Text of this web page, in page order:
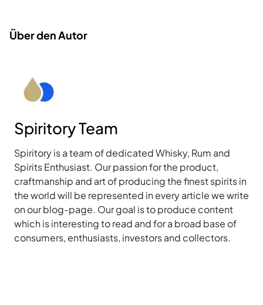
Über den Autor
Spiritory Team
Spiritory is a team of dedicated Whisky, Rum and
Spirits Enthusiast. Our passion for the product,
craftmanship and art of producing the finest spirits in
the world will be represented in every article we write
on our blog-page. Our goal is to produce content
which is interesting to read and for a broad base of
consumers, enthusiasts, investors and collectors.